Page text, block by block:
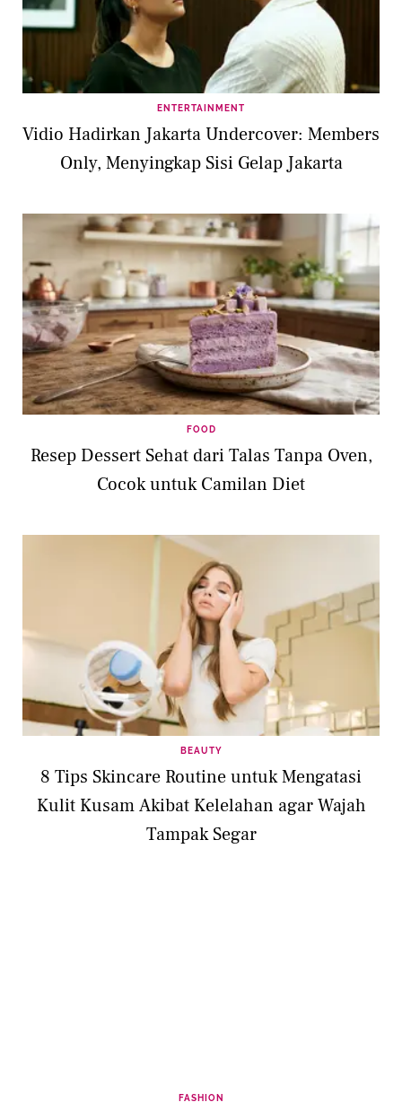
ENTERTAINMENT
Vidio Hadirkan Jakarta Undercover: Members
Only, Menyingkap Sisi Gelap Jakarta
FOOD
Resep Dessert Sehat dari Talas Tanpa Oven,
Cocok untuk Camilan Diet
BEAUTY
8 Tips Skincare Routine untuk Mengatasi
Kulit Kusam Akibat Kelelahan agar Wajah
Tampak Segar
FASHION